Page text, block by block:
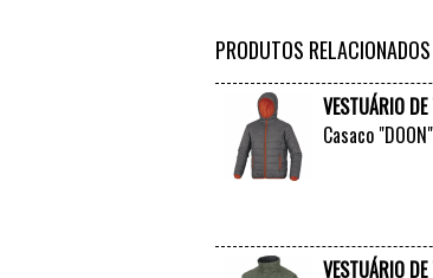
PRODUTOS RELACIONADOS
VESTUÁRIO
Casaco "DOON"
VESTUÁRIO